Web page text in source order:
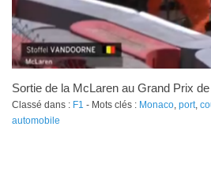
Sortie de la McLaren au Grand Prix
Classé dans : F1 - Mots clés : Monaco, port,
automobile